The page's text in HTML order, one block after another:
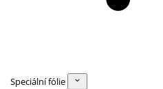
Speciální fólie